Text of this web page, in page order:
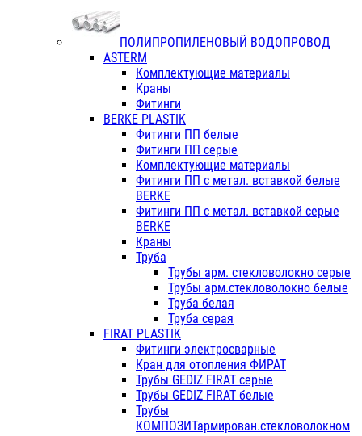
ПОЛИПРОПИЛЕНОВЫЙ ВОДОПРОВОД
ASTERM
Комплектующие материалы
Краны
Фитинги
BERKE PLASTIK
Фитинги ПП белые
Фитинги ПП серые
Комплектующие материалы
Фитинги ПП с метал. вставкой белые
BERKE
Фитинги ПП с метал. вставкой серые
BERKE
Краны
Труба
Трубы арм. стекловолокно серые
Трубы арм.стекловолокно белые
Труба белая
Труба серая
FIRAT PLASTIK
Фитинги электросварные
Кран для отопления ФИРАТ
Трубы GEDIZ FIRAT серые
Трубы GEDIZ FIRAT белые
Трубы
КОМПОЗИТармирован.стекловолокном